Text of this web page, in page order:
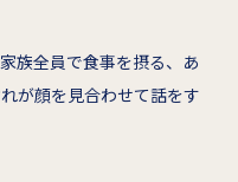
族全員で食事を摂る、あ
が顔を見合わせて話をす